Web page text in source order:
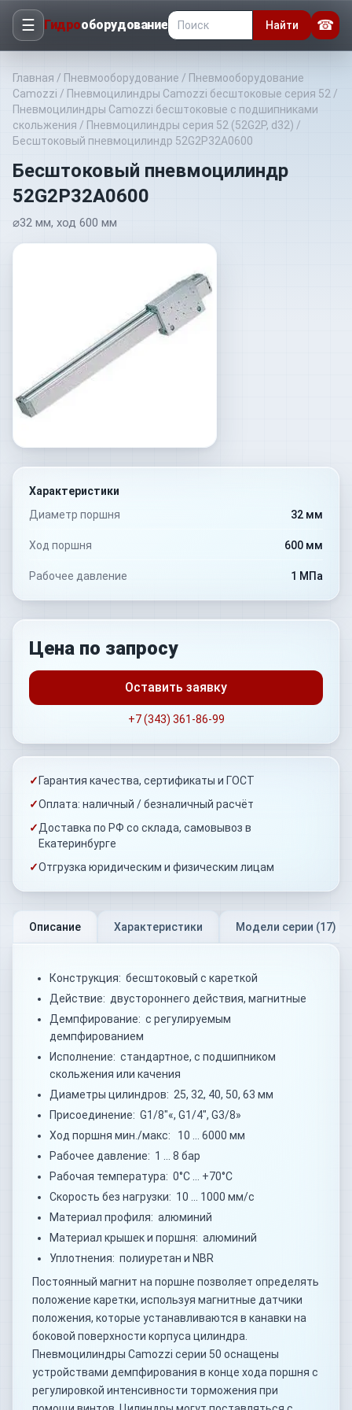
☰ Гидрооборудование Найти ☎
Главная / Пневмооборудование / Пневмооборудование
Camozzi / Пневмоцилиндры Camozzi бесштоковые серия 52 /
Пневмоцилиндры Camozzi бесштоковые с подшипниками
скольжения / Пневмоцилиндры серия 52 (52G2P, d32) /
Бесштоковый пневмоцилиндр 52G2P32A0600
Бесштоковый пневмоцилиндр
52G2P32A0600
⌀32 мм, ход 600 мм
Характеристики
Диаметр поршня
32 мм
Ход поршня 600 мм
Рабочее давление 1 МПа
Цена по запросу
Оставить заявку
+7 (343) 361-86-99
✓ Гарантия качества, сертификаты и ГОСТ
✓Оплата: наличный / безналичный расчёт
✓Доставка по РФ со склада, самовывоз в
Екатеринбурге
✓Отгрузка юридическим и физическим лицам
Описание Характеристики Модели серии (17)
Конструкция: бесштоковый с кареткой
Действие: двустороннего действия, магнитные
Демпфирование: с регулируемым
демпфированием
Исполнение: стандартное, с подшипником
скольжения или качения
Диаметры цилиндров: 25, 32, 40, 50, 63 мм
Присоединение: G1/8"«, G1/4", G3/8»
Ход поршня мин./макс: 10 … 6000 мм
Рабочее давление: 1 … 8 бар
Рабочая температура: 0°C … +70°C
Скорость без нагрузки: 10 … 1000 мм/с
Материал профиля: алюминий
Материал крышек и поршня: алюминий
Уплотнения: полиуретан и NBR
Постоянный магнит на поршне позволяет определять
положение каретки, используя магнитные датчики
положения, которые устанавливаются в канавки на
боковой поверхности корпуса цилиндра.
Пневмоцилиндры Camozzi серии 50 оснащены
устройствами демпфирования в конце хода поршня с
регулировкой интенсивности торможения при